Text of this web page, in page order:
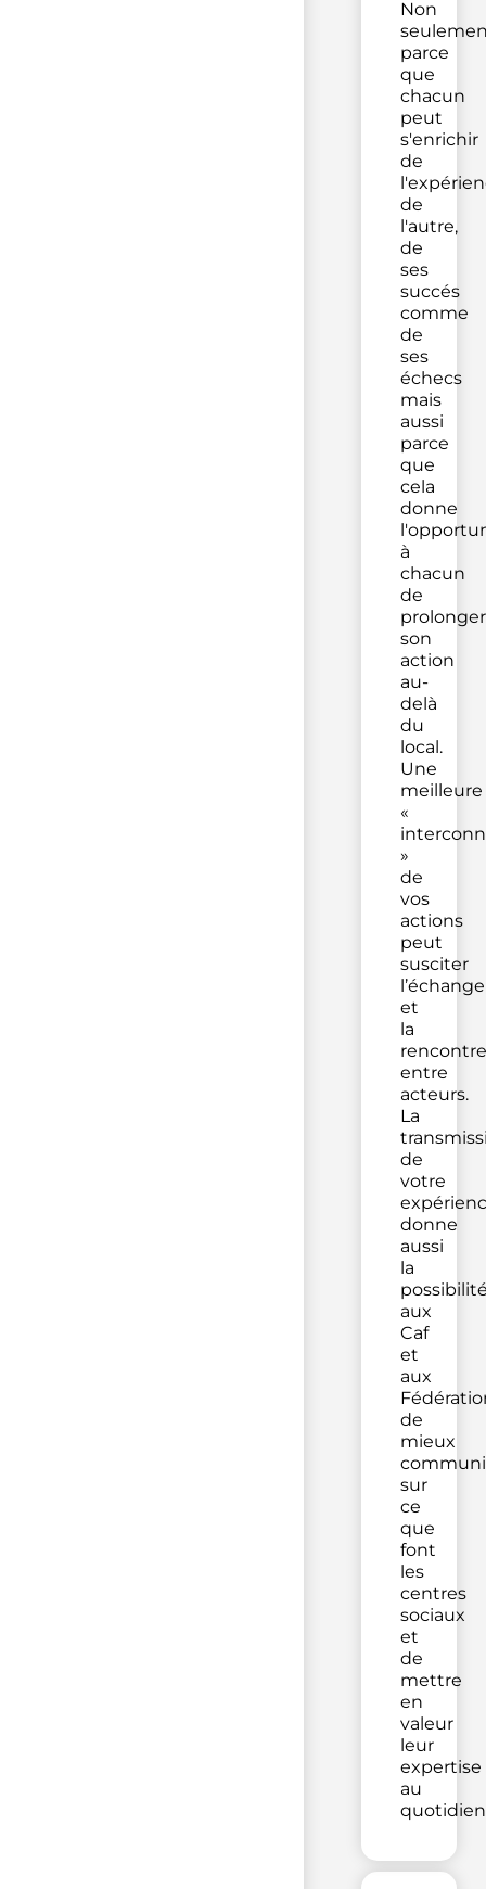
Non
parce
que
chacun
peut
s'enrichir
de
de
l'autre,
de
ses
succés
comme
de
ses
échecs
mais
aussi
parce
que
cela
donne
à
chacun
de
prolonger
son
action
au-
delà
du
local.
Une
meilleure
«
»
de
vos
actions
peut
susciter
l’échange
et
la
rencontre
entre
acteurs.
La
de
votre
donne
aussi
la
aux
Caf
et
aux
de
mieux
sur
ce
que
font
les
centres
sociaux
et
de
mettre
en
valeur
leur
expertise
au